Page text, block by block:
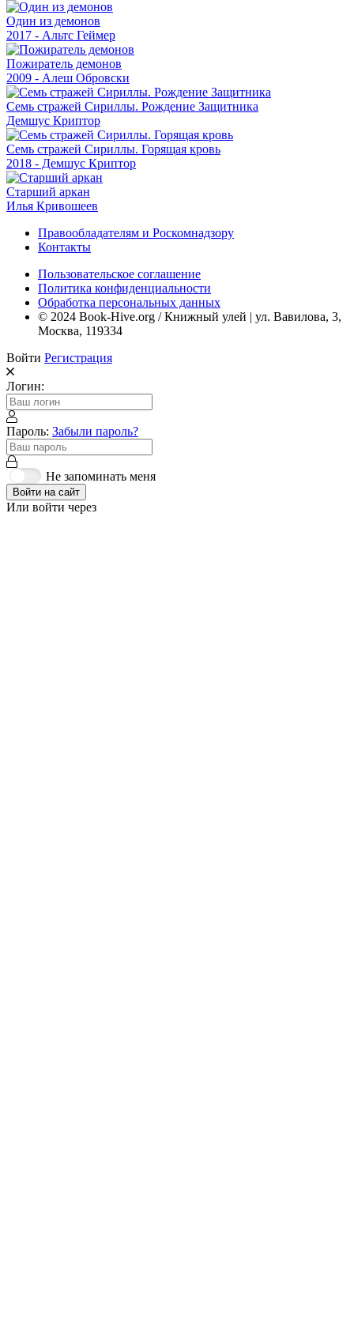
Один из демонов
2017 - Альтс Геймер
Пожиратель демонов
2009 - Алеш Обровски
Семь стражей Сириллы. Рождение Защитника
Демшус Криптор
Семь стражей Сириллы. Горящая кровь
2018 - Демшус Криптор
Старший аркан
Илья Кривошеев
Правообладателям и Роскомнадзору
Контакты
Пользовательское соглашение
Политика конфиденциальности
Обработка персональных данных
© 2024 Book-Hive.org / Книжный улей | ул. Вавилова, 3,
Москва, 119334
Войти Регистрация
Логин:
Пароль: Забыли пароль?
Не запоминать меня
Войти на сайт
Или войти через